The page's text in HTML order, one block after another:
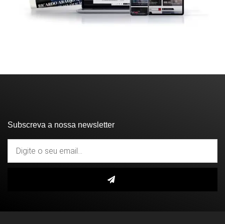
Subscreva a nossa newsletter